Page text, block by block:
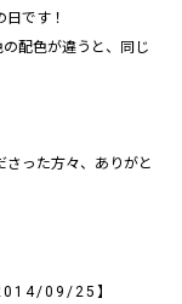
です！
配色が違うと、同じ
った方々、ありがと
09/25】